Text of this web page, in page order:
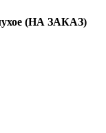
(НА ЗАКАЗ)